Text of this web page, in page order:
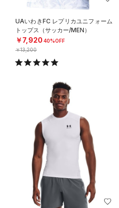
UAいわきFC レプリカユニフォーム
トップス（サッカー/MEN）
￥7,920 40%OFF
￥13,200